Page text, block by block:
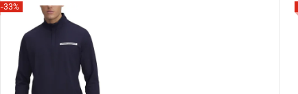
-33%